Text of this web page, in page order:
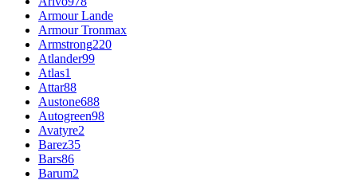
Armour Lande
Armour Tronmax
Armstrong220
Atlander99
Atlas1
Attar88
Austone688
Autogreen98
Avatyre2
Barez35
Bars86
Barum2